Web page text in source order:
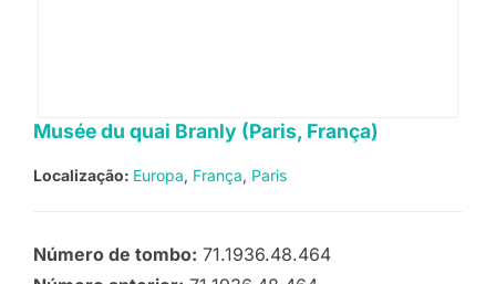
Musée du quai Branly (Paris, França)
Localização: Europa França Paris
Número de tombo: 71.1936.48.464